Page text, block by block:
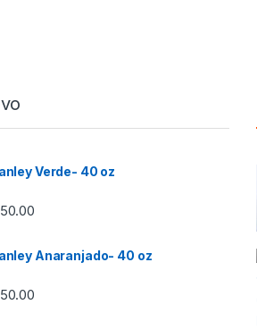
Verde- 40 oz
Anaranjado- 40 oz